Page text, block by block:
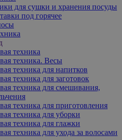
для сушки и хранения посуды
под горячее
техника
техника. Весы
техника для напитков
техника для заготовок
техника для смешивания,
техника для приготовления
техника для уборки
техника для глажки
техника для ухода за волосами